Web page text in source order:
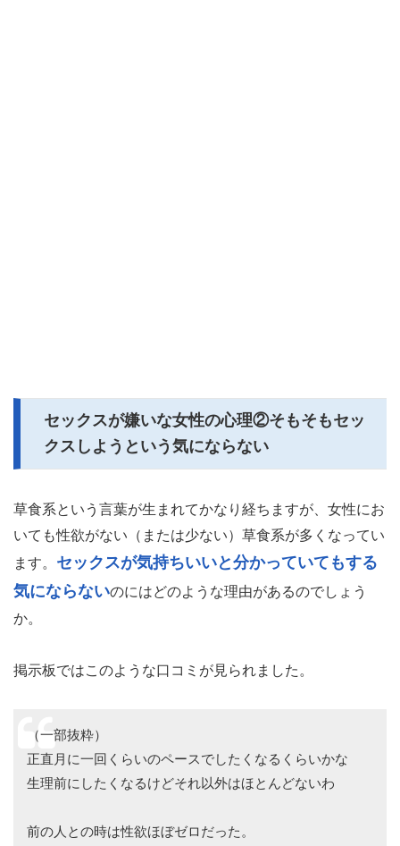
セックスが嫌いな女性の心理②そもそもセッ
クスしようという気にならない
草食系という言葉が生まれてかなり経ちますが、女性にお
いても性欲がない（または少ない）草食系が多くなってい
ます。 セックスが気持ちいいと分かっていてもする
気にならないのにはどのような理由があるのでしょう
か。
掲示板ではこのような口コミが見られました。
（一部抜粋）
正直月に一回くらいのペースでしたくなるくらいかな
生理前にしたくなるけどそれ以外はほとんどないわ
前の人との時は性欲ほぼゼロだった。